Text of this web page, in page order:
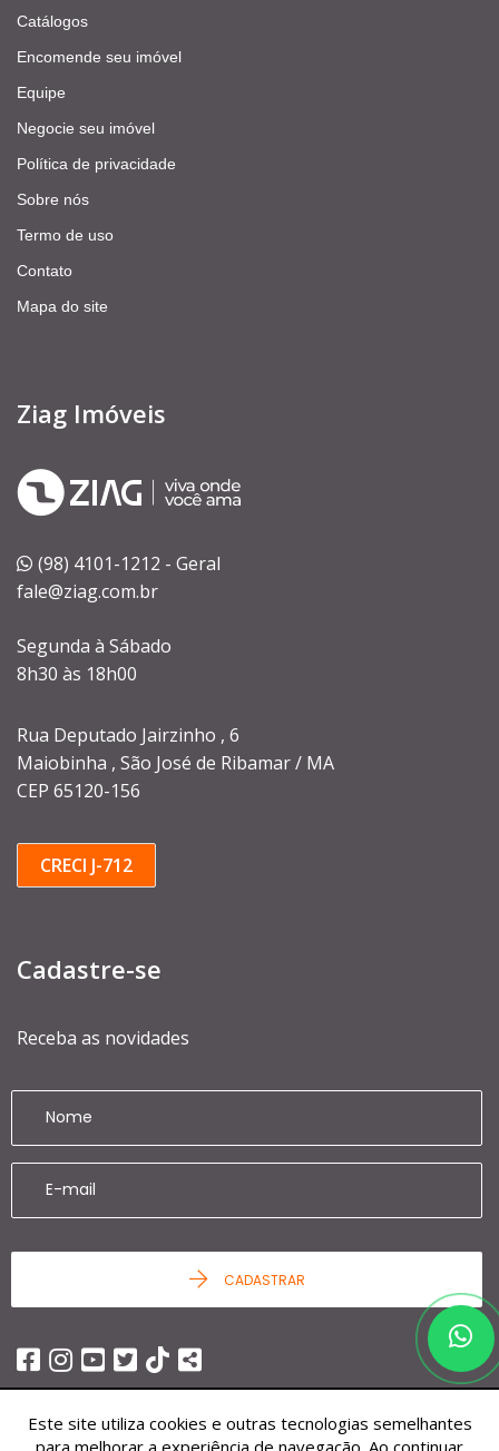
Catálogos
Encomende seu imóvel
Equipe
Negocie seu imóvel
Política de privacidade
Sobre nós
Termo de uso
Contato
Mapa do site
Ziag Imóveis
(98) 4101-1212 - Geral
fale@ziag.com.br
Segunda à Sábado
8h30 às 18h00
Rua Deputado Jairzinho , 6
Maiobinha , São José de Ribamar / MA
CEP 65120-156
CRECI J-712
Cadastre-se
Receba as novidades
CADASTRAR
Este site utiliza cookies e outras tecnologias semelhantes
para melhorar a experiência de navegação. Ao continuar